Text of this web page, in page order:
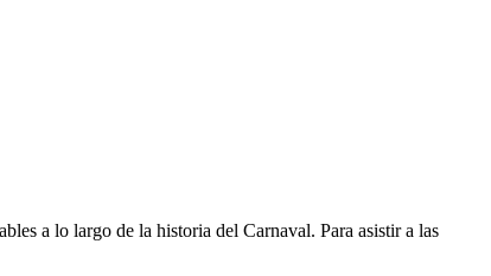
a lo largo de la historia del Carnaval. Para asistir a las